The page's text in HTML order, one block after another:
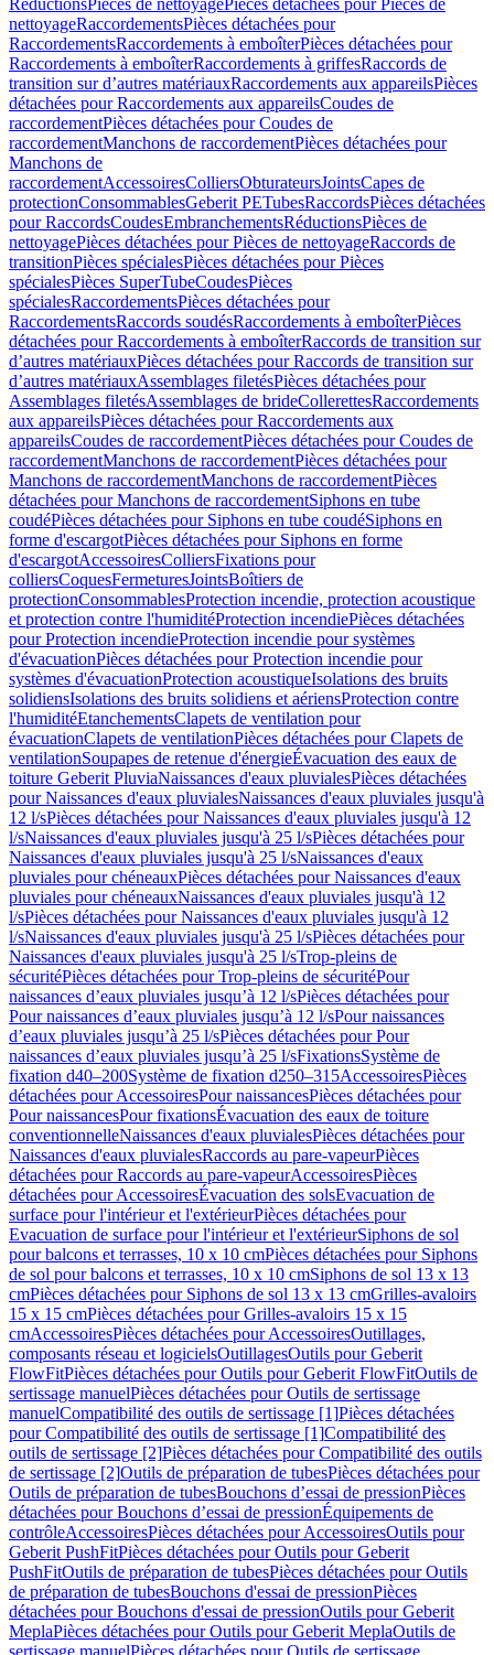
RéductionsPièces de nettoyagePièces détachées pour Pièces de
nettoyageRaccordementsPièces détachées pour
RaccordementsRaccordements à emboîterPièces détachées pour
Raccordements à emboîterRaccordements à griffesRaccords de
transition sur d’autres matériauxRaccordements aux appareilsPièces
détachées pour Raccordements aux appareilsCoudes de
raccordementPièces détachées pour Coudes de
raccordementManchons de raccordementPièces détachées pour
Manchons de
raccordementAccessoiresColliersObturateursJointsCapes de
protectionConsommablesGeberit PETubesRaccordsPièces détachées
pour RaccordsCoudesEmbranchementsRéductionsPièces de
nettoyagePièces détachées pour Pièces de nettoyageRaccords de
transitionPièces spécialesPièces détachées pour Pièces
spécialesPièces SuperTubeCoudesPièces
spécialesRaccordementsPièces détachées pour
RaccordementsRaccords soudésRaccordements à emboîterPièces
détachées pour Raccordements à emboîterRaccords de transition sur
d’autres matériauxPièces détachées pour Raccords de transition sur
d’autres matériauxAssemblages filetésPièces détachées pour
Assemblages filetésAssemblages de brideCollerettesRaccordements
aux appareilsPièces détachées pour Raccordements aux
appareilsCoudes de raccordementPièces détachées pour Coudes de
raccordementManchons de raccordementPièces détachées pour
Manchons de raccordementManchons de raccordementPièces
détachées pour Manchons de raccordementSiphons en tube
coudéPièces détachées pour Siphons en tube coudéSiphons en
forme d'escargotPièces détachées pour Siphons en forme
d'escargotAccessoiresColliersFixations pour
colliersCoquesFermeturesJointsBoîtiers de
protectionConsommablesProtection incendie, protection acoustique
et protection contre l'humiditéProtection incendiePièces détachées
pour Protection incendieProtection incendie pour systèmes
d'évacuationPièces détachées pour Protection incendie pour
systèmes d'évacuationProtection acoustiqueIsolations des bruits
solidiensIsolations des bruits solidiens et aériensProtection contre
l'humiditéEtanchementsClapets de ventilation pour
évacuationClapets de ventilationPièces détachées pour Clapets de
ventilationSoupapes de retenue d'énergieÉvacuation des eaux de
toiture Geberit PluviaNaissances d'eaux pluvialesPièces détachées
pour Naissances d'eaux pluvialesNaissances d'eaux pluviales jusqu'à
12 l/sPièces détachées pour Naissances d'eaux pluviales jusqu'à 12
l/sNaissances d'eaux pluviales jusqu'à 25 l/sPièces détachées pour
Naissances d'eaux pluviales jusqu'à 25 l/sNaissances d'eaux
pluviales pour chéneauxPièces détachées pour Naissances d'eaux
pluviales pour chéneauxNaissances d'eaux pluviales jusqu'à 12
l/sPièces détachées pour Naissances d'eaux pluviales jusqu'à 12
l/sNaissances d'eaux pluviales jusqu'à 25 l/sPièces détachées pour
Naissances d'eaux pluviales jusqu'à 25 l/sTrop-pleins de
sécuritéPièces détachées pour Trop-pleins de sécuritéPour
naissances d’eaux pluviales jusqu’à 12 l/sPièces détachées pour
Pour naissances d’eaux pluviales jusqu’à 12 l/sPour naissances
d’eaux pluviales jusqu’à 25 l/sPièces détachées pour Pour
naissances d’eaux pluviales jusqu’à 25 l/sFixationsSystème de
fixation d40–200Système de fixation d250–315AccessoiresPièces
détachées pour AccessoiresPour naissancesPièces détachées pour
Pour naissancesPour fixationsÉvacuation des eaux de toiture
conventionnelleNaissances d'eaux pluvialesPièces détachées pour
Naissances d'eaux pluvialesRaccords au pare-vapeurPièces
détachées pour Raccords au pare-vapeurAccessoiresPièces
détachées pour AccessoiresÉvacuation des solsEvacuation de
surface pour l'intérieur et l'extérieurPièces détachées pour
Evacuation de surface pour l'intérieur et l'extérieurSiphons de sol
pour balcons et terrasses, 10 x 10 cmPièces détachées pour Siphons
de sol pour balcons et terrasses, 10 x 10 cmSiphons de sol 13 x 13
cmPièces détachées pour Siphons de sol 13 x 13 cmGrilles-avaloirs
15 x 15 cmPièces détachées pour Grilles-avaloirs 15 x 15
cmAccessoiresPièces détachées pour AccessoiresOutillages,
composants réseau et logicielsOutillagesOutils pour Geberit
FlowFitPièces détachées pour Outils pour Geberit FlowFitOutils de
sertissage manuelPièces détachées pour Outils de sertissage
manuelCompatibilité des outils de sertissage [1]Pièces détachées
pour Compatibilité des outils de sertissage [1]Compatibilité des
outils de sertissage [2]Pièces détachées pour Compatibilité des outils
de sertissage [2]Outils de préparation de tubesPièces détachées pour
Outils de préparation de tubesBouchons d’essai de pressionPièces
détachées pour Bouchons d’essai de pressionÉquipements de
contrôleAccessoiresPièces détachées pour AccessoiresOutils pour
Geberit PushFitPièces détachées pour Outils pour Geberit
PushFitOutils de préparation de tubesPièces détachées pour Outils
de préparation de tubesBouchons d'essai de pressionPièces
détachées pour Bouchons d'essai de pressionOutils pour Geberit
MeplaPièces détachées pour Outils pour Geberit MeplaOutils de
sertissage manuelPièces détachées pour Outils de sertissage